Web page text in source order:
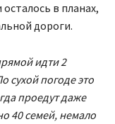
в планах,
дороги.
идти 2
сухой погоде это
проедут даже
40 семей, немало